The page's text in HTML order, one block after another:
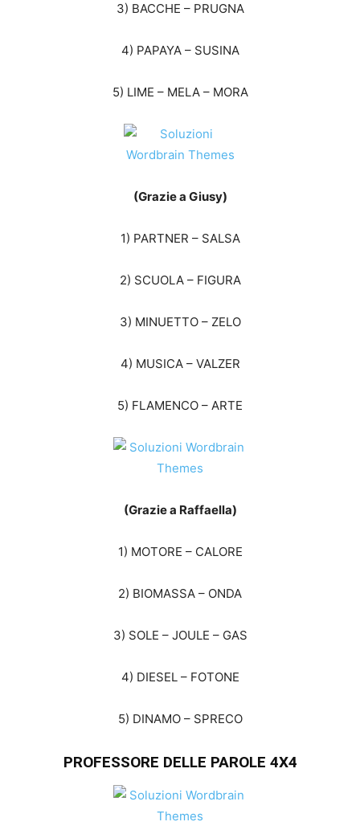
3) BACCHE – PRUGNA
4) PAPAYA – SUSINA
5) LIME – MELA – MORA
(Grazie a Giusy)
1) PARTNER – SALSA
2) SCUOLA – FIGURA
3) MINUETTO – ZELO
4) MUSICA – VALZER
5) FLAMENCO – ARTE
(Grazie a Raffaella)
1) MOTORE – CALORE
2) BIOMASSA – ONDA
3) SOLE – JOULE – GAS
4) DIESEL – FOTONE
5) DINAMO – SPRECO
PROFESSORE DELLE PAROLE 4X4